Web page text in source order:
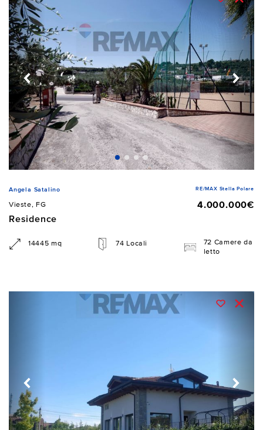
Angela Satalino RE/MAX Stella Polare
Vieste, FG
4.000.000€
Residence
14445 mq 74 Locali
72 Camere da
letto